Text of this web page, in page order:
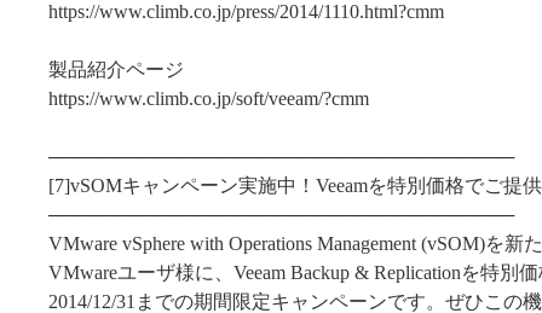
https://www.climb.co.jp/press/2014/1110.html?cmm
製品紹介ページ
https://www.climb.co.jp/soft/veeam/?cmm
───────────────────────────────────
[7]vSOMキャンペーン実施中！Veeamを特別価格でご提
───────────────────────────────────
VMware vSphere with Operations Management (vSOM)を新
VMwareユーザ様に、Veeam Backup & Replicationを特別
2014/12/31までの期間限定キャンペーンです。ぜひこの